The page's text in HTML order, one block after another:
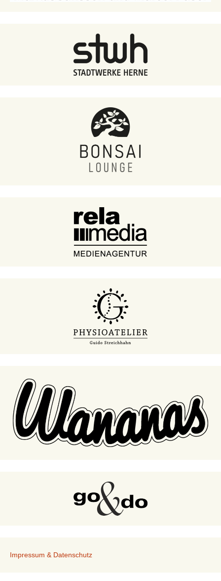
Impressum & Datenschutz